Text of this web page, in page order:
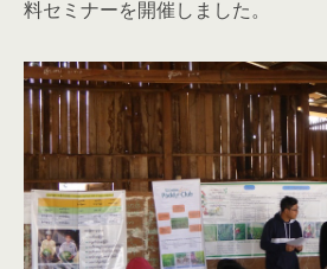
料セミナーを開催しました。